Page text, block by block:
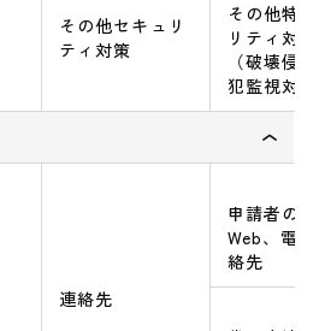
その他セキュリ
ティ対策
その他特
リティ対
（破壊侵
犯監視対
連絡先
申請者の
Web、電
絡先